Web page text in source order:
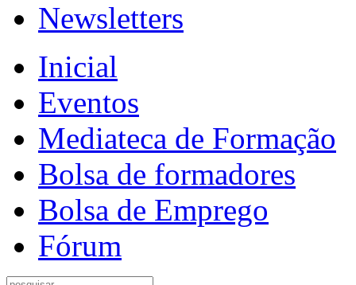
Newsletters
Inicial
Eventos
Mediateca de Formação
Bolsa de formadores
Bolsa de Emprego
Fórum